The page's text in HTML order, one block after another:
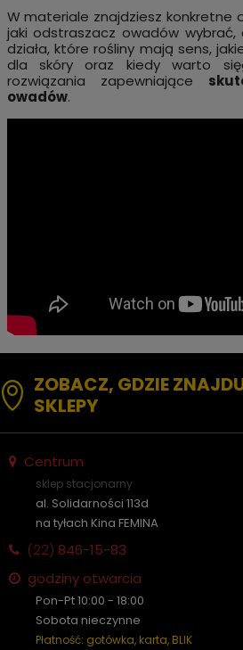
W materiale znajdziesz konkretne
jaki odstraszacz owadów
działa, które rośliny mają sens,
dla skóry oraz kiedy warto
rozwiązania zapewniające
owadów.
ZOBACZ, GDZIE
SKLEPY
Centrum
sklep stacjonarny
al. Solidarności 113d
na tyłach Kina FEMINA
(22) 846-15-83
godziny otwarcia
Pon-Pt 10:00 - 18:00
Sobota nieczynne
Płatność: gotówka, karta, BLIK